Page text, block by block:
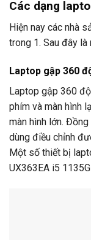
Các dạng
Hiện nay các nhà
trong 1. Sau đây
Laptop gập 360
Laptop gập 360
phím và màn hình
màn hình lớn.
dùng điều chỉnh
Một số thiết bị
UX363EA i5